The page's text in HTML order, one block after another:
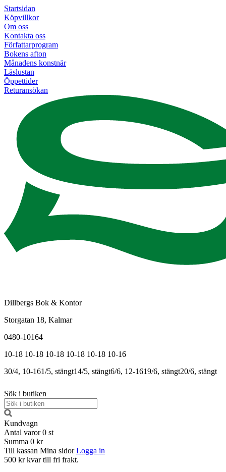
Startsidan
Köpvillkor
Om oss
Kontakta oss
Författarprogram
Bokens afton
Månadens konstnär
Läslustan
Öppettider
Returansökan
Dillbergs Bok & Kontor
Storgatan 18, Kalmar
0480-10164
10-18 10-18 10-18 10-18 10-18 10-16
30/4, 10-161/5, stängt14/5, stängt6/6, 12-1619/6, stängt20/6, stängt
Sök i butiken
Kundvagn
Antal varor 0 st
Summa 0 kr
Till kassan Mina sidor Logga in
500 kr kvar till fri frakt.